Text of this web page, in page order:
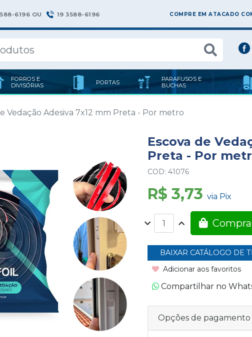
6196 OU 19 3588-6196 COMPRE EM ATACADO
FORROS E
DIVISÓRIAS
PORTAS
PARAFUSOS E
BUCHAS
Vedação Adesiva 7x12 mm Preta - Por metro
Escova de
Preta - Por
COD: 41076
R$ 3,73 via Pix
BAIXAR CATÁLOGO DE
Adicionar aos favoritos
Compartilhar no
Opções de pagamento